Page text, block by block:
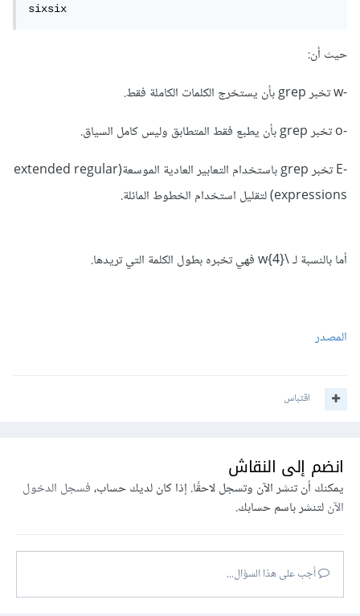
sixsix
حيث أن:
-w تخبر grep بأن يستخرج الكلمات الكاملة فقط.
-o تخبر grep بأن يطبع فقط المتطابق وليس كامل السياق.
-E تخبر grep باستخدام التعابير العادية الموسعة(extended regular
expressions) لتقليل استخدام الخطوط المائلة.
أما بالنسبة لـ \w{4} فهي تخبره بطول الكلمة التي تريدها.
المصدر
اقتباس
انضم إلى النقاش
يمكنك أن تنشر الآن وتسجل لاحقًا. إذا كان لديك حساب،فسجل الدخول
الآنلتنشر باسم حسابك.
أجب على هذا السؤال...